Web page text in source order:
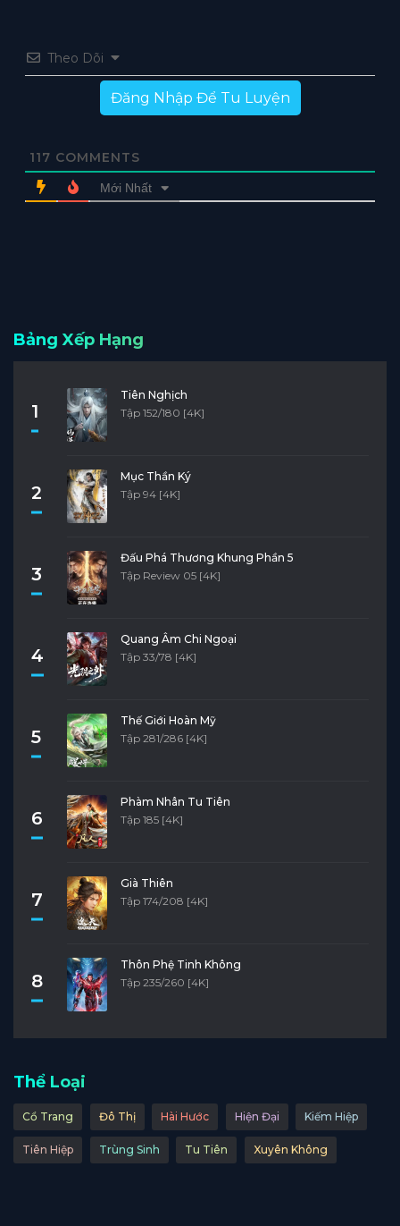
Theo Dõi
Đăng Nhập Để Tu Luyện
117 COMMENTS
Mới Nhất
Bảng Xếp Hạng
1
Tiên Nghịch
Tập 152/180 [4K]
2
Mục Thần Ký
Tập 94 [4K]
3
Đấu Phá Thương Khung Phần 5
Tập Review 05 [4K]
4
Quang Âm Chi Ngoại
Tập 33/78 [4K]
5
Thế Giới Hoàn Mỹ
Tập 281/286 [4K]
6
Phàm Nhân Tu Tiên
Tập 185 [4K]
7
Già Thiên
Tập 174/208 [4K]
8
Thôn Phệ Tinh Không
Tập 235/260 [4K]
Thể Loại
Cổ Trang Đô Thị Hài Hước Hiện Đại Kiếm Hiệp
Tiên Hiệp Trùng Sinh Tu Tiên Xuyên Không